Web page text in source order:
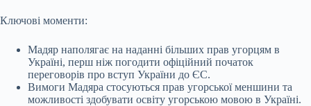
Ключові моменти:
Мадяр наполягає на наданні більших прав угорцям в
Україні, перш ніж погодити офіційний початок
переговорів про вступ України до ЄС.
Вимоги Мадяра стосуються прав угорськоїменшини та
можливості здобувати освіту угорською мовою в Україні.